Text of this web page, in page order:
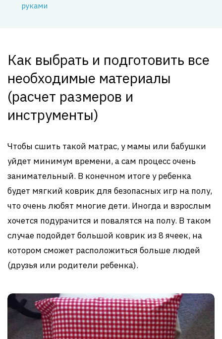
руками
Как выбрать и подготовить все
необходимые материалы
(расчет размеров и
инструменты)
Чтобы сшить такой матрас, у мамы или бабушки
уйдет минимум времени, а сам процесс очень
занимательный. В конечном итоге у ребенка
будет мягкий коврик для безопасных игр на полу,
что очень любят многие дети. Иногда и взрослым
хочется подурачится и повалятся на полу. В таком
случае подойдет большой коврик из 8 ячеек, на
котором сможет расположиться больше людей
(друзья или родители ребенка).